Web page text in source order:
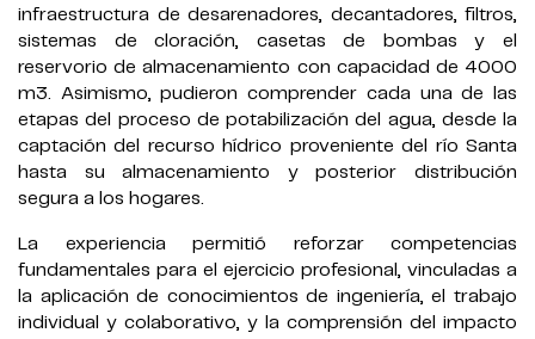
infraestructura de desarenadores, decantadores, filtros,
sistemas de cloración, casetas de bombas y el
reservorio de almacenamiento con capacidad de 4000
m3. Asimismo, pudieron comprender cada una de las
etapas del proceso de potabilización del agua, desde la
captación del recurso hídrico proveniente del río Santa
hasta su almacenamiento y posterior distribución
segura a los hogares.
La experiencia permitió reforzar competencias
fundamentales para el ejercicio profesional, vinculadas a
la aplicación de conocimientos de ingeniería, el trabajo
individual y colaborativo, y la comprensión del impacto